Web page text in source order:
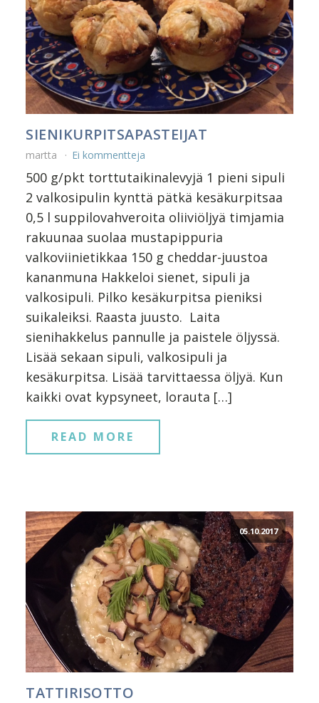
SIENIKURPITSAPASTEIJAT
martta Ei kommentteja
500 g/pkt torttutaikinalevyjä 1 pieni sipuli
2 valkosipulin kynttä pätkä kesäkurpitsaa
0,5 l suppilovahveroita oliiviöljyä timjamia
rakuunaa suolaa mustapippuria
valkoviinietikkaa 150 g cheddar-juustoa
kananmuna Hakkeloi sienet, sipuli ja
valkosipuli. Pilko kesäkurpitsa pieniksi
suikaleiksi. Raasta juusto. Laita
sienihakkelus pannulle ja paistele öljyssä.
Lisää sekaan sipuli, valkosipuli ja
kesäkurpitsa. Lisää tarvittaessa öljyä. Kun
kaikki ovat kypsyneet, lorauta […]
READ MORE
05.10.2017
TATTIRISOTTO